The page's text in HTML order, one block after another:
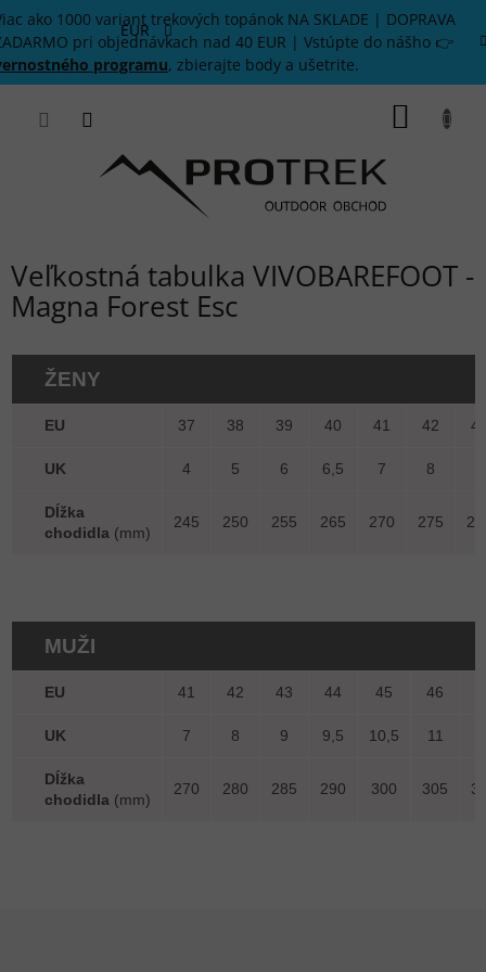
Prejsť
na
obsah
ako 1000 variant trekových topánok NA SKLADE | DOPRAVA
pri objednávkach nad 40 EUR | Vstúpte do nášho 👉
programu, zbierajte body a ušetrite.
EUR
Veľkostná tabulka VIVOBAREFOOT -
Magna Forest Esc
ŽENY
EU 37 38 39 40 41 42
UK 4 5 6 6,5 7 8
Dĺžka
chodidla (mm)
245 250 255 265 270 275
MUŽI
EU 41 42 43 44 45 46
UK 7 8 9 9,5 10,5 11
Dĺžka
chodidla (mm)
270 280 285 290 300 305